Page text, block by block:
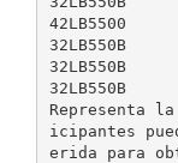
42LB5500
32LB550B
32LB550B
32LB550B
Representa
icipantes
erida para